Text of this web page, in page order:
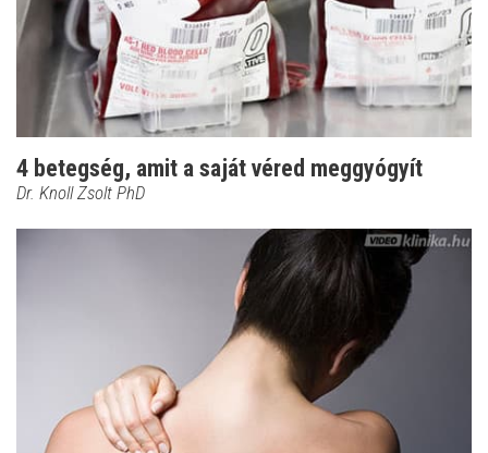
4 betegség, amit a saját véred meggyógyít
Dr. Knoll Zsolt PhD